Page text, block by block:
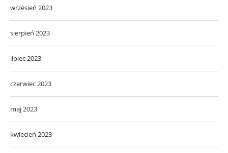
wrzesień 2023
sierpień 2023
lipiec 2023
czerwiec 2023
maj 2023
kwiecień 2023